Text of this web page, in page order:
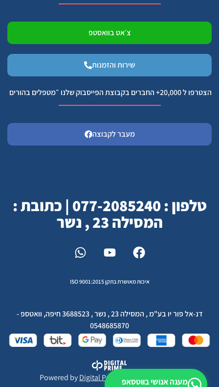
צ׳אט בוואסטפ
שירות והזמנות
הצטרפו ל 20,000+ החברים בקבוצת הפייסבוק שלנו ״מטפלים בהורים
מעבר לקבוצה
טלפון : 077-2085240 | כתובת :
המסילה 23 , נשר
איכות מאושרת בתקן ISO 9001:2015
דנ-אל פור יו בע"מ , המסילה 23 , נשר , 3688523 חיפה, וואטספ -
0548685870
Powered byDigital Prime Monetization LTD
מענה אנושי בווטסאפ